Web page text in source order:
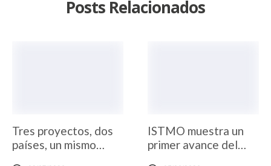
Posts Relacionados
Tres proyectos, dos
países, un mismo
ISTMO muestra un
primer avance del